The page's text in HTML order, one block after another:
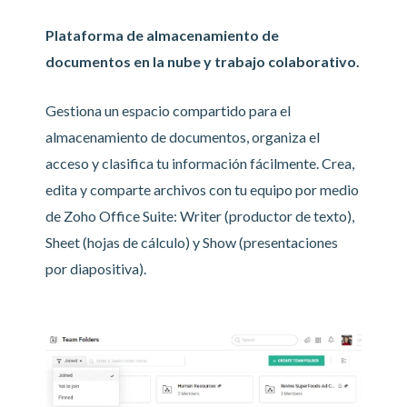
Plataforma de almacenamiento de
documentos en la nube y trabajo colaborativo.
Gestiona un espacio compartido para el
almacenamiento de documentos, organiza el
acceso y clasifica tu información fácilmente. Crea,
edita y comparte archivos con tu equipo por medio
de Zoho Office Suite: Writer (productor de texto),
Sheet (hojas de cálculo) y Show (presentaciones
por diapositiva).